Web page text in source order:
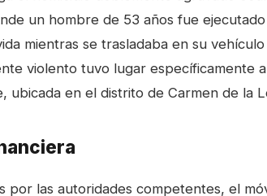
un hombre de 53 años fue
mientras se trasladaba en su
violento tuvo lugar específicamente
ubicada en el distrito de Carmen de la
por las autoridades competentes, el